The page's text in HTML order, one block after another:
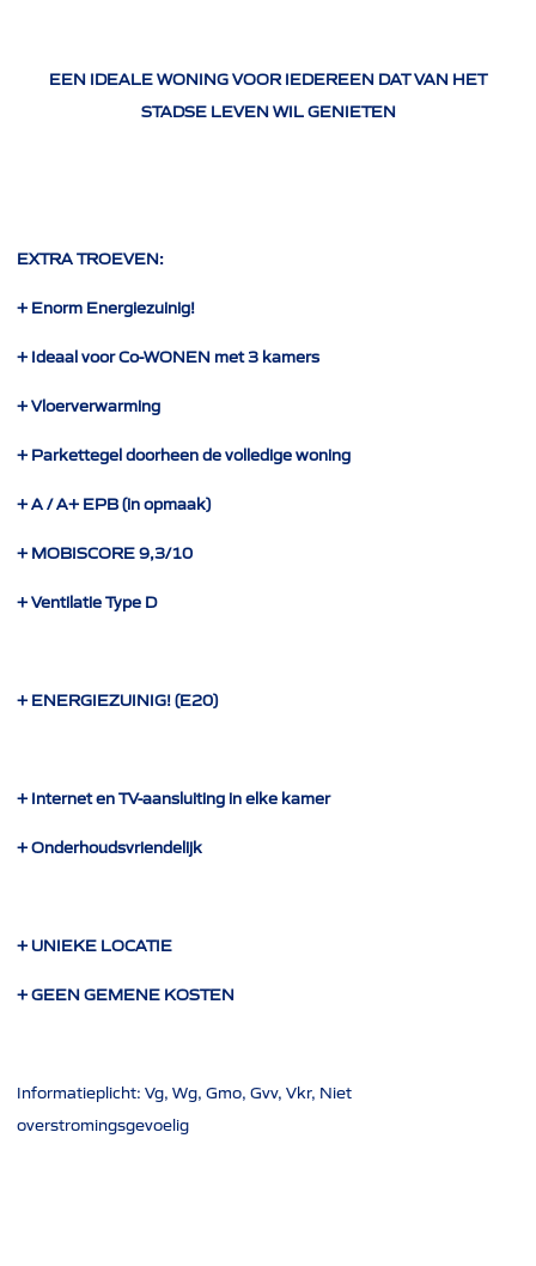
EEN IDEALE WONING VOOR IEDEREEN DAT VAN HET
STADSE LEVEN WIL GENIETEN
EXTRA TROEVEN:
+ Enorm Energiezuinig!
+ Ideaal voor Co-WONEN met 3 kamers
+ Vloerverwarming
+ Parkettegel doorheen de volledige woning
+ A / A+ EPB (in opmaak)
+ MOBISCORE 9,3/10
+ Ventilatie Type D
+ ENERGIEZUINIG! (E20)
+ Internet en TV-aansluiting in elke kamer
+ Onderhoudsvriendelijk
+ UNIEKE LOCATIE
+ GEEN GEMENE KOSTEN
Informatieplicht: Vg, Wg, Gmo, Gvv, Vkr, Niet
overstromingsgevoelig